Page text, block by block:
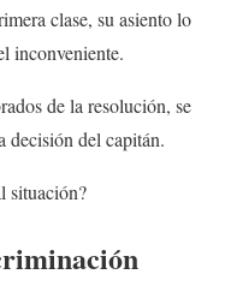
clase, su asiento lo
inconveniente.
de la resolución, se
decisión del capitán.
situación?